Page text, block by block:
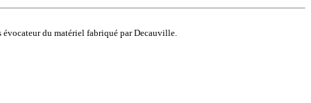
évocateur du matériel fabriqué par Decauville.